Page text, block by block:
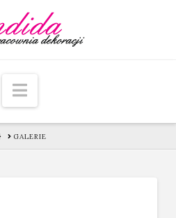
Navigation
HOMEGALERIE